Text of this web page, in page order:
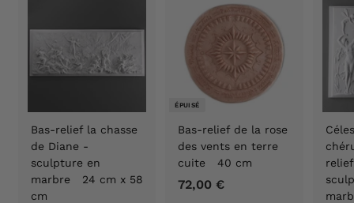
Bas-relief la chasse
de Diane -
sculpture en
marbre 24 cm x 58
cm
ÉPUISÉ
Bas-relief de la rose
des vents en terre
cuite 40 cm
72,00 €